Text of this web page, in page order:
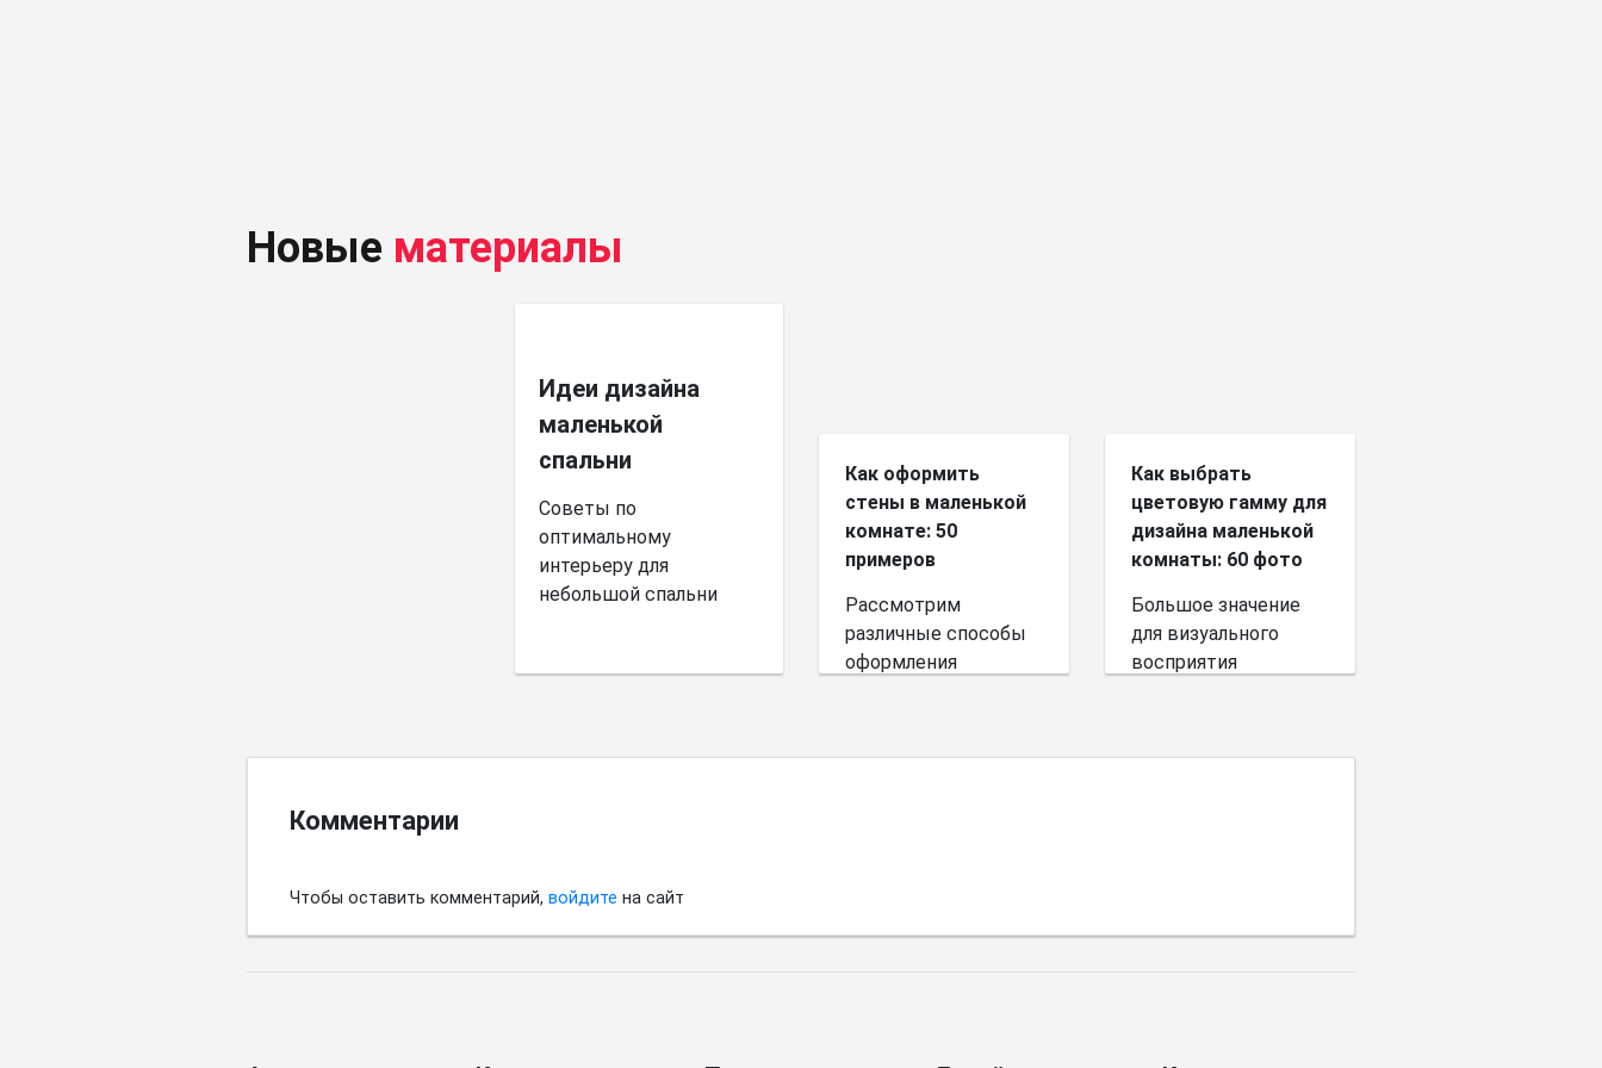
Новые материалы
Идеи дизайна
маленькой
спальни
Советы по
оптимальному
интерьеру для
небольшой спальни
Как оформить
стены в маленькой
комнате: 50
примеров
Рассмотрим
различные способы
оформления
Как выбрать
цветовую гамму для
дизайна маленькой
комнаты: 60 фото
Большое значение
для визуального
восприятия
Комментарии
Чтобы оставить комментарий, войдите на сайт